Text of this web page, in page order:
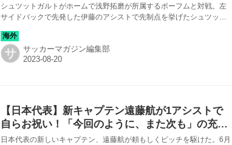
シュツットガルトがホームで浅野拓磨が所属するボーフムと対戦。左
サイドバックで先発した伊藤のアシストで先制点を挙げたシュツット
サ サッカーマガジン編集部
【日本代表】新キャプテン遠藤航が1アシストで
自らお祝い！「今回のように、また次も」の充実
度
日本代表の新しいキャプテン、遠藤航が頼もしくピッチを駆けた。6月